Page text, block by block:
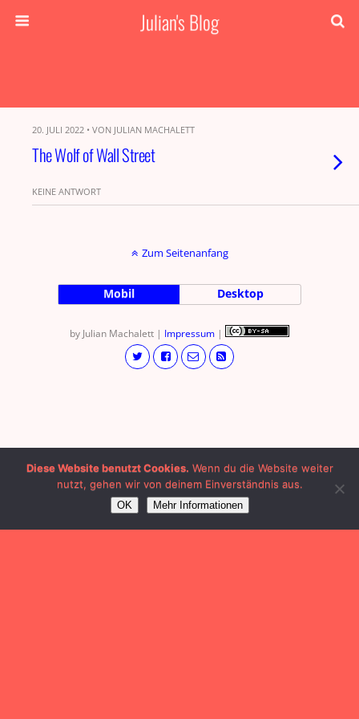
Julian's Blog
20. JULI 2022 • VON JULIAN MACHALETT
The Wolf of Wall Street
KEINE ANTWORT
Zum Seitenanfang
Mobil Desktop
by Julian Machalett | Impressum |
Diese Website benutzt Cookies. Wenn du die Website weiter
nutzt, gehen wir von deinem Einverständnis aus.
OK Mehr Informationen